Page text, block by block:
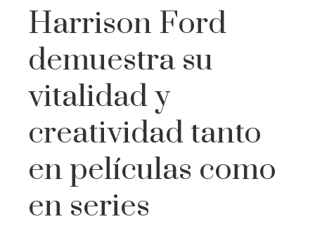
Harrison Ford
demuestra su
vitalidad y
creatividad tanto
en películas como
en series